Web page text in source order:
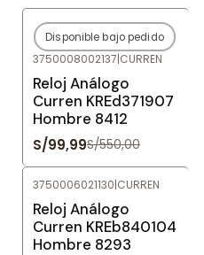
-82%OFF
Agotado
Disponible bajo pedido
3750008002137|CURREN
Reloj Análogo
Curren KREd371907
Hombre 8412
S/99,99S/550,00
3750006021130|CURREN
Reloj Análogo
Curren KREb840104
Hombre 8293